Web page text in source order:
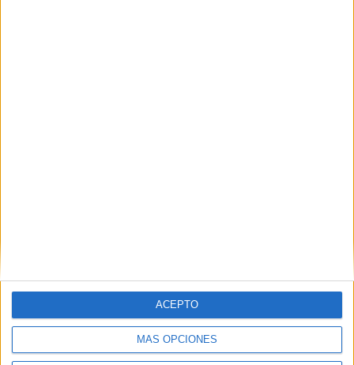
MÁS OPCIONES
ACEPTO
Inicie sesiónoregístresepara comentar